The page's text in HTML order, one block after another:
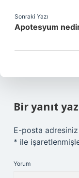
Sonraki Yazı
Apotesyum
Bir yanıt
E-posta
* ile
Yorum